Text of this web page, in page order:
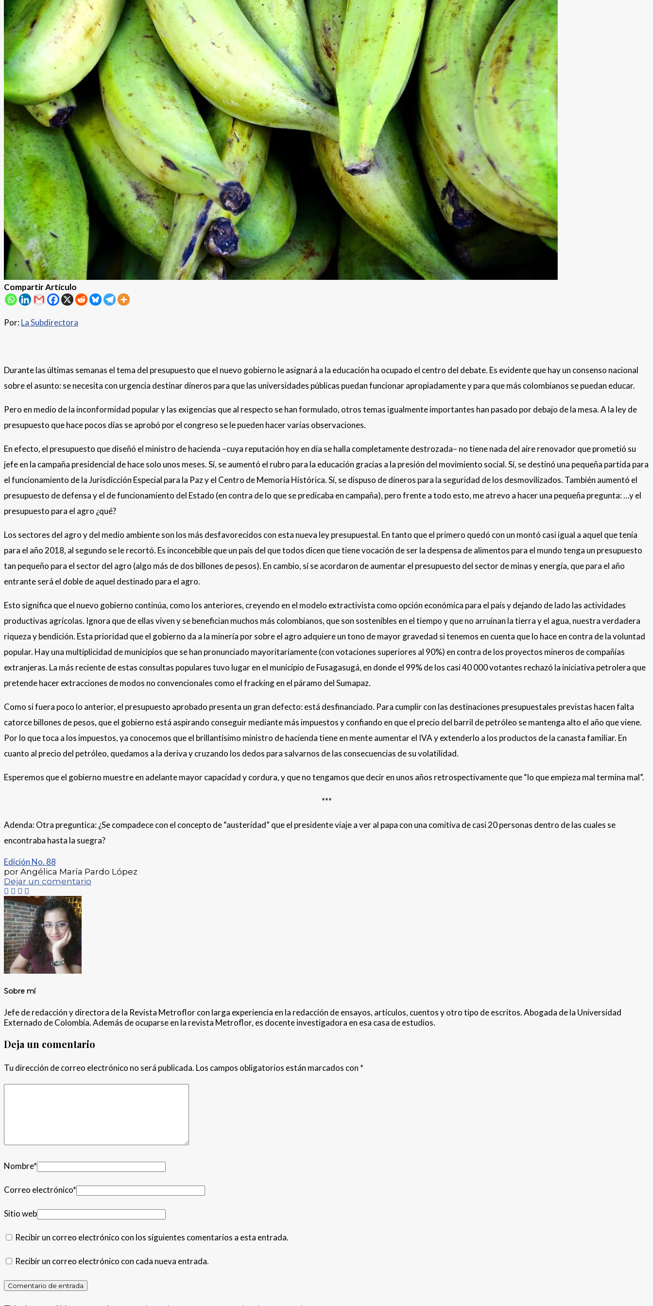
Compartir Artículo
Por:La Subdirectora
Durante las últimas semanas el tema del presupuesto que el nuevo gobierno le asignará a la educación ha ocupado el centro del debate. Es evidente que hay un consenso nacional
sobre el asunto: se necesita con urgencia destinar dineros para que las universidades públicas puedan funcionar apropiadamente y para que más colombianos se puedan educar.
Pero en medio de la inconformidad popular y las exigencias que al respecto se han formulado, otros temas igualmente importantes han pasado por debajo de la mesa. A la ley de
presupuesto que hace pocos días se aprobó por el congreso se le pueden hacer varias observaciones.
En efecto, el presupuesto que diseñó el ministro de hacienda –cuya reputación hoy en día se halla completamente destrozada– no tiene nada del aire renovador que prometió su
jefe en la campaña presidencial de hace solo unos meses. Sí, se aumentó el rubro para la educación gracias a la presión del movimiento social. Sí, se destinó una pequeña partida para
el funcionamiento de la Jurisdicción Especial para la Paz y el Centro de Memoria Histórica. Sí, se dispuso de dineros para la seguridad de los desmovilizados. También aumentó el
presupuesto de defensa y el de funcionamiento del Estado (en contra de lo que se predicaba en campaña), pero frente a todo esto, me atrevo a hacer una pequeña pregunta: …y el
presupuesto para el agro ¿qué?
Los sectores del agro y del medio ambiente son los más desfavorecidos con esta nueva ley presupuestal. En tanto que el primero quedó con un montó casi igual a aquel que tenía
para el año 2018, al segundo se le recortó. Es inconcebible que un país del que todos dicen que tiene vocación de ser la despensa de alimentos para el mundo tenga un presupuesto
tan pequeño para el sector del agro (algo más de dos billones de pesos). En cambio, sí se acordaron de aumentar el presupuesto del sector de minas y energía, que para el año
entrante será el doble de aquel destinado para el agro.
Esto significa que el nuevo gobierno continúa, como los anteriores, creyendo en el modelo extractivista como opción económica para el país y dejando de lado las actividades
productivas agrícolas. Ignora que de ellas viven y se benefician muchos más colombianos, que son sostenibles en el tiempo y que no arruinan la tierra y el agua, nuestra verdadera
riqueza y bendición. Esta prioridad que el gobierno da a la minería por sobre el agro adquiere un tono de mayor gravedad si tenemos en cuenta que lo hace en contra de la voluntad
popular. Hay una multiplicidad de municipios que se han pronunciado mayoritariamente (con votaciones superiores al 90%) en contra de los proyectos mineros de compañías
extranjeras. La más reciente de estas consultas populares tuvo lugar en el municipio de Fusagasugá, en donde el 99% de los casi 40 000 votantes rechazó la iniciativa petrolera que
pretende hacer extracciones de modos no convencionales como el fracking en el páramo del Sumapaz.
Como si fuera poco lo anterior, el presupuesto aprobado presenta un gran defecto: está desfinanciado. Para cumplir con las destinaciones presupuestales previstas hacen falta
catorce billones de pesos, que el gobierno está aspirando conseguir mediante más impuestos y confiando en que el precio del barril de petróleo se mantenga alto el año que viene.
Por lo que toca a los impuestos, ya conocemos que el brillantísimo ministro de hacienda tiene en mente aumentar el IVA y extenderlo a los productos de la canasta familiar. En
cuanto al precio del petróleo, quedamos a la deriva y cruzando los dedos para salvarnos de las consecuencias de su volatilidad.
Esperemos que el gobierno muestre en adelante mayor capacidad y cordura, y que no tengamos que decir en unos años retrospectivamente que “lo que empieza mal termina mal”.
***
Adenda: Otra preguntica: ¿Se compadece con el concepto de “austeridad” que el presidente viaje a ver al papa con una comitiva de casi 20 personas dentro de las cuales se
encontraba hasta la suegra?
Edición No. 88
por Angélica María Pardo López
Dejar un comentario
Sobre mí
Jefe de redacción y directora de la Revista Metroflor con larga experiencia en la redacción de ensayos, artículos, cuentos y otro tipo de escritos. Abogada de la Universidad
Externado de Colombia. Además de ocuparse en la revista Metroflor, es docente investigadora en esa casa de estudios.
Deja un comentario
Tu dirección de correo electrónico no será publicada. Los campos obligatorios están marcados con *
Nombre*
Correo electrónico*
Sitio web
Recibir un correo electrónico con los siguientes comentarios a esta entrada.
Recibir un correo electrónico con cada nueva entrada.